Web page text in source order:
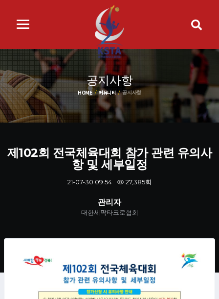
공지사항
HOME 커뮤니티 공지사항
제102회 전국체육대회 참가 관련 유의사
항 및 세부일정
21-07-30 09:54 27,385회
관리자
대한세팍타크로협회